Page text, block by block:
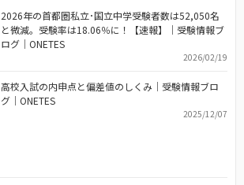
2026年の首都圏私立･国立中学受験者数は52,050名
と微減。受験率は18.06％に！【速報】｜受験情報ブ
ログ｜ONETES
2026/02/19
高校入試の内申点と偏差値のしくみ｜受験情報ブロ
グ｜ONETES
2025/12/07